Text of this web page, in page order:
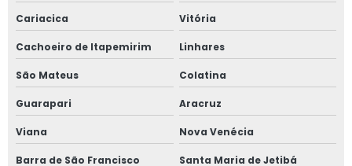
Inspeção em caldeiras e vasos de pressão
Inspeção em tubulações
Inspeção em tubulações em ms
Inspeção em tubulações em mt
Inspeção em tubulações em sp
Cariacica Vitória
Cachoeiro de Itapemirim Linhares
São Mateus Colatina
Guarapari Aracruz
Viana Nova Venécia
Barra de São Francisco Santa Maria de Jetibá